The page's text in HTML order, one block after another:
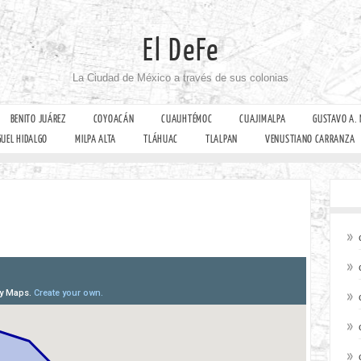
El DeFe
La Ciudad de México a través de sus colonias
BENITO JUÁREZ COYOACÁN CUAUHTÉMOC CUAJIMALPA
GUSTAVO A.
HIDALGO
MILPA ALTA TLÁHUAC TLALPAN VENUSTIANO CARRANZA